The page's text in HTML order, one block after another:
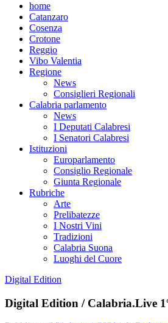
home
Catanzaro
Cosenza
Crotone
Reggio
Vibo Valentia
Regione
News
Consiglieri Regionali
Calabria parlamento
News
I Deputati Calabresi
I Senatori Calabresi
Istituzioni
Europarlamento
Consiglio Regionale
Giunta Regionale
Rubriche
Arte
Prelibatezze
I Nostri Vini
Tradizioni
Calabria Suona
Luoghi del Cuore
Digital Edition
Digital Edition / Calabria.Live